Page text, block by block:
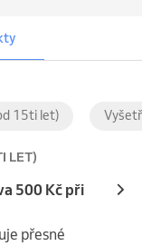
15ti let)
LET)
500 Kč při
přesné